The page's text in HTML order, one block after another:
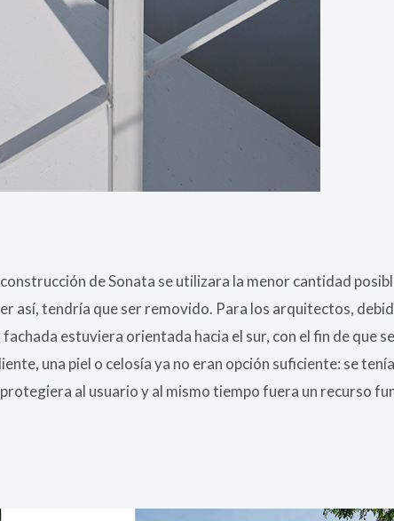
de Sonata se utilizara la menor cantidad
así, tendría que ser removido. Para los arquitectos,
estuviera orientada hacia el sur, con el fin de que
una piel o celosía ya no eran opción suficiente: se
al usuario y al mismo tiempo fuera un recurso